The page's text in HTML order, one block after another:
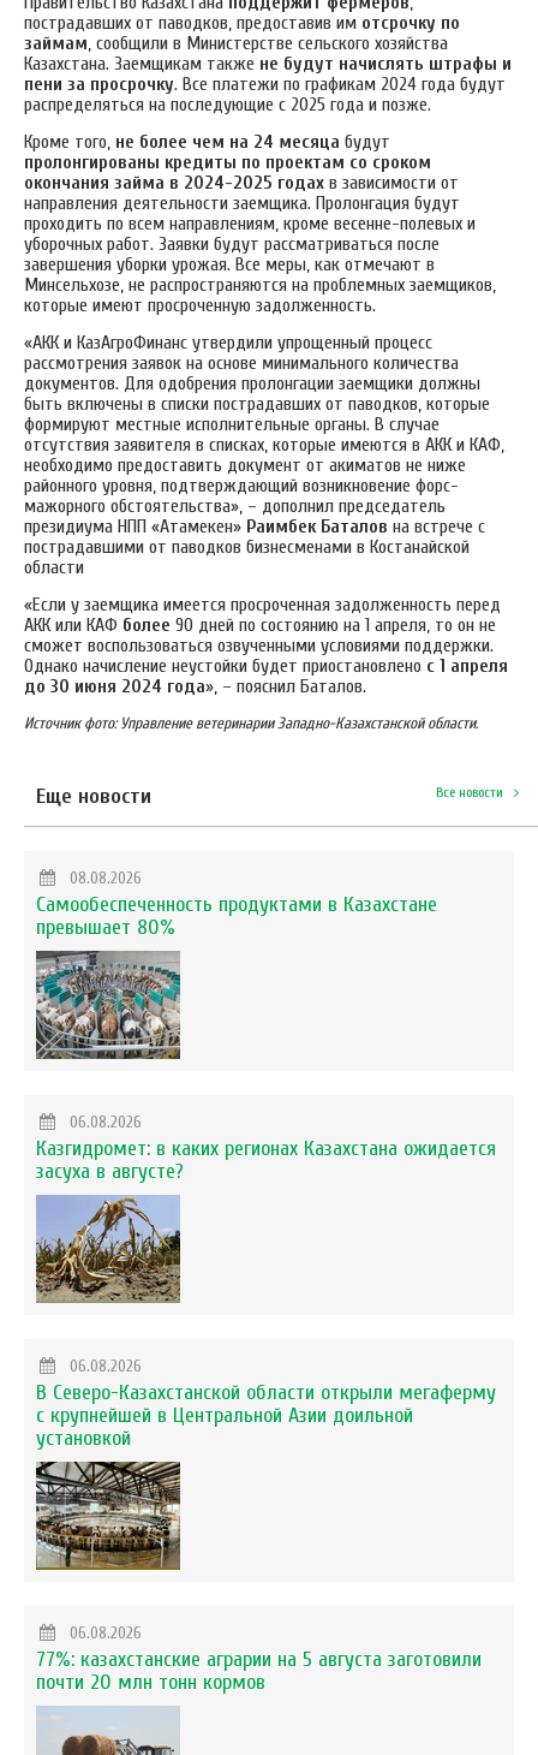
пострадавших от паводков, предоставив им отсрочку по
займам, сообщили в Министерстве сельского хозяйства
Казахстана. Заемщикам также не будут начислять штрафы и
пени за просрочку. Все платежи по графикам 2024 года будут
распределяться на последующие с 2025 года и позже.
Кроме того, не более чем на 24 месяца будут
пролонгированы кредиты по проектам со сроком
окончания займа в 2024-2025 годах в зависимости от
направления деятельности заемщика. Пролонгация будут
проходить по всем направлениям, кроме весенне-полевых и
уборочных работ. Заявки будут рассматриваться после
завершения уборки урожая. Все меры, как отмечают в
Минсельхозе, не распространяются на проблемных заемщиков,
которые имеют просроченную задолженность.
«АКК и КазАгроФинанс утвердили упрощенный процесс
рассмотрения заявок на основе минимального количества
документов. Для одобрения пролонгации заемщики должны
быть включены в списки пострадавших от паводков, которые
формируют местные исполнительные органы. В случае
отсутствия заявителя в списках, которые имеются в АКК и КАФ,
необходимо предоставить документ от акиматов не ниже
районного уровня, подтверждающий возникновение форс-
мажорного обстоятельства», – дополнил председатель
президиума НПП «Атамекен» Раимбек Баталов на встрече с
пострадавшими от паводков бизнесменами в Костанайской
области
«Если у заемщика имеется просроченная задолженность перед
АКК или КАФ более 90 дней по состоянию на 1 апреля, то он не
сможет воспользоваться озвученными условиями поддержки.
Однако начисление неустойки будет приостановлено с 1 апреля
до 30 июня 2024 года», – пояснил Баталов.
Источник фото: Управление ветеринарии Западно-Казахстанской области.
Еще новости Все новости
08.08.2026
Самообеспеченность продуктами в Казахстане
превышает 80%
06.08.2026
Казгидромет: в каких регионах Казахстана ожидается
засуха в августе?
06.08.2026
В Северо-Казахстанской области открыли мегаферму
с крупнейшей в Центральной Азии доильной
установкой
06.08.2026
77%: казахстанские аграрии на 5 августа заготовили
почти 20 млн тонн кормов